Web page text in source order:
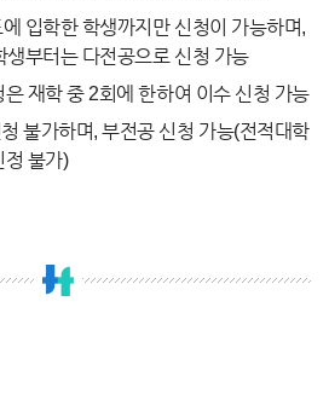
입학한 학생까지만 신청이 가능하며,
부터는 다전공으로 신청 가능
재학 중 2회에 한하여 이수 신청 가능
불가하며, 부전공 신청 가능(전적대학
정 불가)